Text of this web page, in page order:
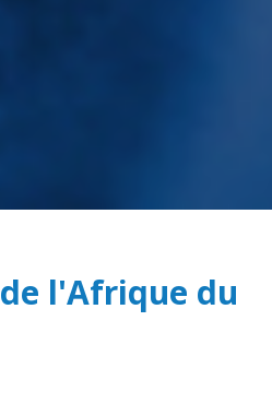
de l'Afrique du